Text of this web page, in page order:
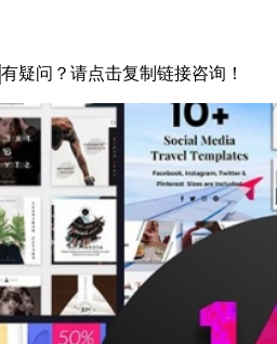
有疑问？请点击复制链接咨询！